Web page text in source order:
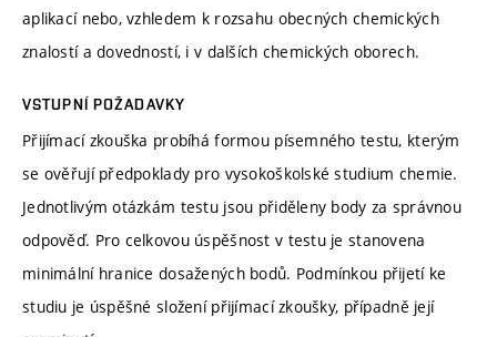
aplikací nebo, vzhledem k rozsahu obecných chemických
znalostí a dovedností, i v dalších chemických oborech.
VSTUPNÍ POŽADAVKY
Přijímací zkouška probíhá formou písemného testu, kterým
se ověřují předpoklady pro vysokoškolské studium chemie.
Jednotlivým otázkám testu jsou přiděleny body za správnou
odpověď. Pro celkovou úspěšnost v testu je stanovena
minimální hranice dosažených bodů. Podmínkou přijetí ke
studiu je úspěšné složení přijímací zkoušky, případně její